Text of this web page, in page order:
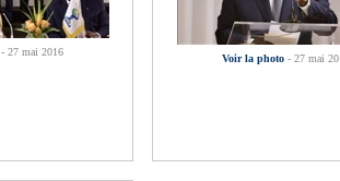
- 27 mai 2016
Voir la photo - 27 mai